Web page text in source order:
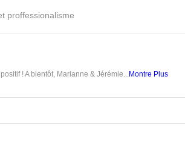
proffessionalisme
! A bientôt, Marianne & Jérémie...Montre Plus